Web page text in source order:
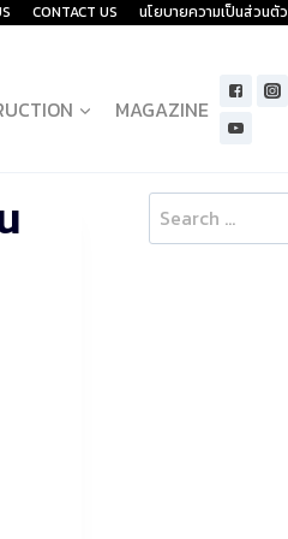
CONTACT US นโยบายความเป็นส่วนตัว
MAGAZINE
Search
for: